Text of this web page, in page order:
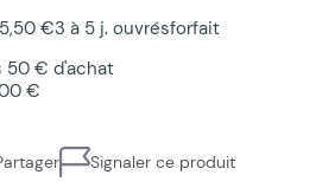
5,50 €3 à 5 j. ouvrésforfait
50 € d'achat
€
Signaler ce produit